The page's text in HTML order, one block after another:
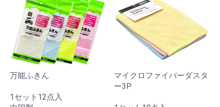
万能ふきん
1セット12点入
マイクロファイバーダスタ
ー3P